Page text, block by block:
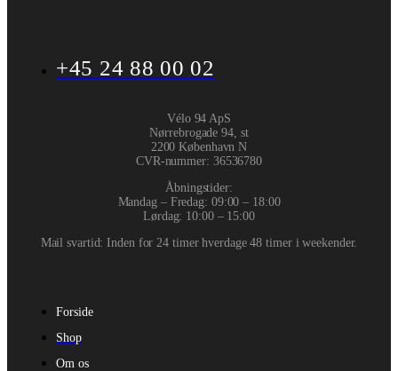
+45 24 88 00 02
Vélo 94 ApS
Nørrebrogade 94, st
2200 København N
CVR-nummer: 36536780
Åbningstider:
Mandag – Fredag: 09:00 – 18:00
Lørdag: 10:00 – 15:00
Mail svartid: Inden for 24 timer hverdage 48 timer i weekender.
Forside
Shop
Om os